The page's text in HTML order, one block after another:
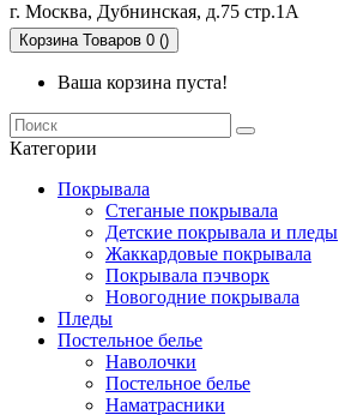
г. Москва, Дубнинская, д.75 стр.1А
Корзина Товаров 0 ()
Ваша корзина пуста!
Категории
Покрывала
Стеганые покрывала
Детские покрывала и пледы
Жаккардовые покрывала
Покрывала пэчворк
Новогодние покрывала
Пледы
Постельное белье
Наволочки
Постельное белье
Наматрасники